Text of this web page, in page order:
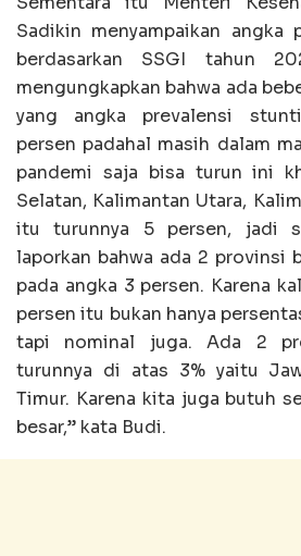
Sadikin menyampaikan angka
berdasarkan SSGI tahun
mengungkapkan bahwa ada
yang angka prevalensi
persen padahal masih dalam
pandemi saja bisa turun ini
Selatan, Kalimantan Utara,
itu turunnya 5 persen, jadi
laporkan bahwa ada 2 provinsi
pada angka 3 persen. Karena
persen itu bukan hanya
tapi nominal juga. Ada 2
turunnya di atas 3% yaitu
Timur. Karena kita juga butuh
besar,” kata Budi.